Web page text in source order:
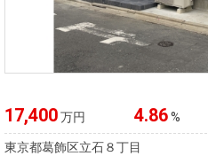
17,400万円 4.86%
東京都葛飾区立石８丁目